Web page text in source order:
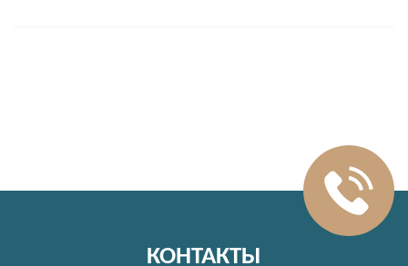
КОНТАКТЫ